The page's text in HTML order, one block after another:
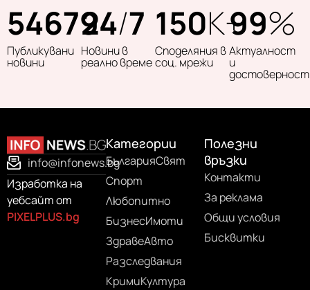
54679
Публикувани
новини
24/7
Новини в
реално време
150K+
Споделяния в
соц. мрежи
99%
Актуалност
и
достоверност
info@infonews.bg
Изработка на
уебсайт от
PIXELPLUS.bg
Категории
БългарияСвят
Спорт
Любопитно
БизнесИмоти
ЗдравеАвто
Разследвания
КримиКултура
Полезни
връзки
Контакти
За реклама
Общи условия
Бисквитки